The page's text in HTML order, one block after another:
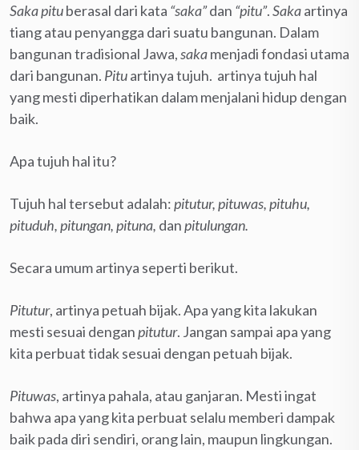
Saka pituberasal dari kata “saka”dan “pitu”.Sakaartinya
tiang atau penyangga dari suatu bangunan. Dalam
bangunan tradisional Jawa,sakamenjadi fondasi utama
dari bangunan. Pituartinya tujuh. artinya tujuh hal
yang mesti diperhatikan dalam menjalani hidup dengan
baik.
Apa tujuh hal itu?
Tujuh hal tersebut adalah:pitutur, pituwas, pituhu,
pituduh, pitungan, pituna, danpitulungan.
Secara umum artinya seperti berikut.
Pitutur, artinya petuah bijak. Apa yang kita lakukan
mesti sesuai denganpitutur. Jangan sampai apa yang
kita perbuat tidak sesuai dengan petuah bijak.
Pituwas, artinya pahala, atau ganjaran. Mesti ingat
bahwa apa yang kita perbuat selalu memberi dampak
baik pada diri sendiri, orang lain, maupun lingkungan.